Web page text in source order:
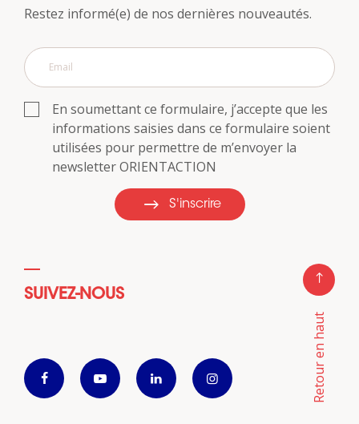
Restez informé(e) de nos dernières nouveautés.
En soumettant ce formulaire, j’accepte que les
informations saisies dans ce formulaire soient
utilisées pour permettre de m’envoyer la
newsletter ORIENTACTION
S'inscrire
SUIVEZ-NOUS
Retour en haut